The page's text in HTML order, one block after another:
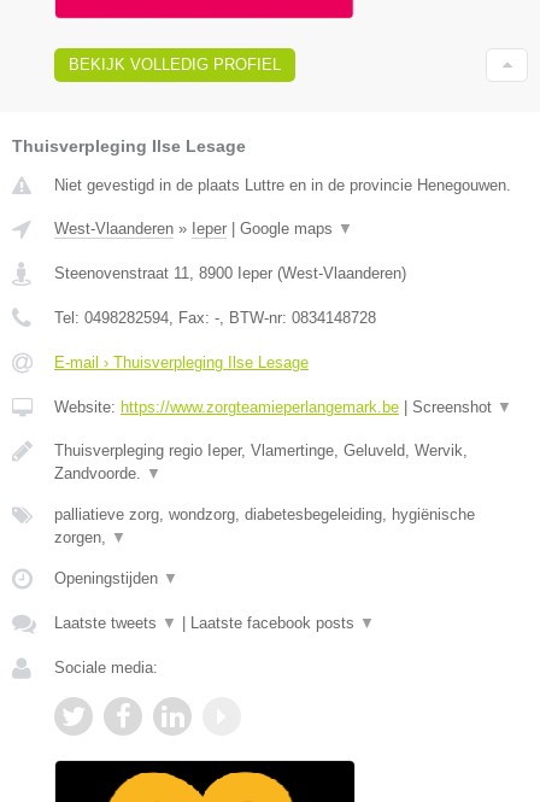
BEKIJK VOLLEDIG PROFIEL
Thuisverpleging Ilse Lesage
Niet gevestigd in de plaats Luttre en in de provincie Henegouwen.
West-Vlaanderen » Ieper Google maps ▼
Steenovenstraat 11, 8900 Ieper (West-Vlaanderen)
Tel: 0498282594, Fax: -, BTW-nr: 0834148728
E-mail › Thuisverpleging Ilse Lesage
Website: https://www.zorgteamieperlangemark.be Screenshot ▼
Thuisverpleging regio Ieper, Vlamertinge, Geluveld, Wervik,
Zandvoorde. ▼
palliatieve zorg, wondzorg, diabetesbegeleiding, hygiënische
zorgen, ▼
Openingstijden ▼
Laatste tweets ▼ Laatste facebook posts ▼
Sociale media: